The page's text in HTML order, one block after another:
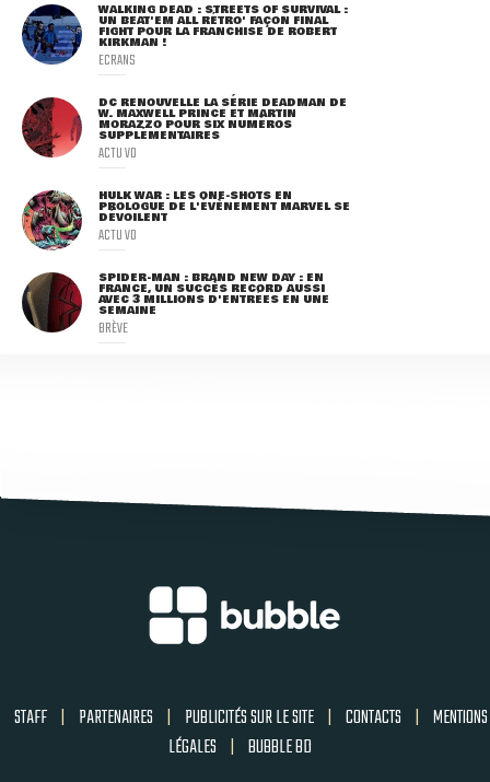
WALKING DEAD : STREETS OF SURVIVAL :
UN BEAT'EM ALL RÉTRO' FAÇON FINAL
FIGHT POUR LA FRANCHISE DE ROBERT
KIRKMAN !
ECRANS
DC RENOUVELLE LA SÉRIE DEADMAN DE
W. MAXWELL PRINCE ET MARTIN
MORAZZO POUR SIX NUMÉROS
SUPPLÉMENTAIRES
ACTU VO
HULK WAR : LES ONE-SHOTS EN
PROLOGUE DE L'ÉVÈNEMENT MARVEL SE
DÉVOILENT
ACTU VO
SPIDER-MAN : BRAND NEW DAY : EN
FRANCE, UN SUCCÈS RECORD AUSSI
AVEC 3 MILLIONS D'ENTRÉES EN UNE
SEMAINE
BRÈVE
STAFF | PARTENAIRES | PUBLICITÉS SUR LE SITE | CONTACTS | MENTIONS
LÉGALES | BUBBLE BD